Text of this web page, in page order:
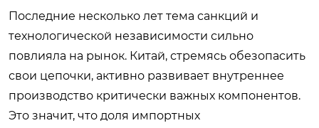
Последние несколько лет тема санкций и
технологической независимости сильно
повлияла на рынок. Китай, стремясь обезопасить
свои цепочки, активно развивает внутреннее
производство критически важных компонентов.
Это значит, что доля импортных